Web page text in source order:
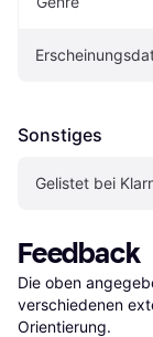
Sonstiges
Gelistet bei
Feedback
Die oben
verschiedenen
Orientierung.